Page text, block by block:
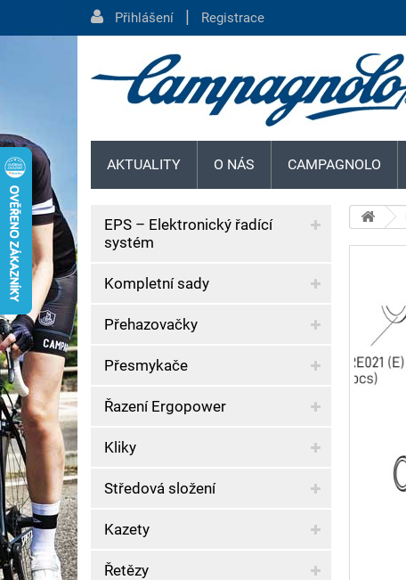
EPS – Elektronický řadící
systém
Kompletní sady
Přehazovačky
Přesmykače
Řazení Ergopower
Kliky
Středová složení
Kazety
Řetězy
Přihlášení | Registrace
AKTUALITY O NÁS CAMPAGNOLO